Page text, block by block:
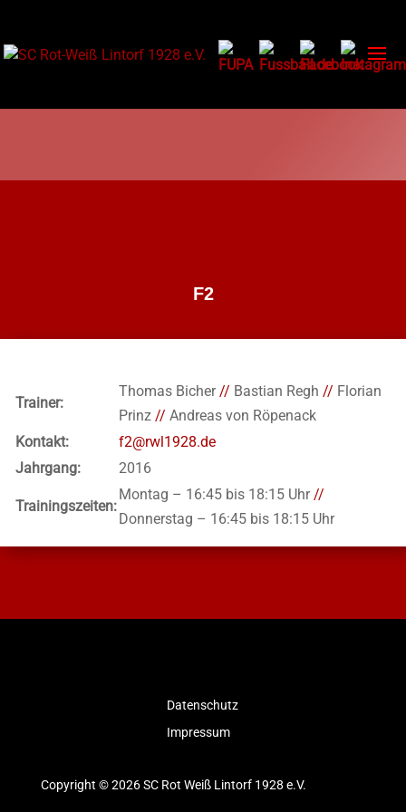
F2
Trainer:
Thomas Bicher // Bastian Regh // Florian
Prinz // Andreas von Röpenack
Kontakt:
f2@rwl1928.de
Jahrgang:
2016
Trainingszeiten:
Montag – 16:45 bis 18:15 Uhr //
Donnerstag – 16:45 bis 18:15 Uhr
Datenschutz
Impressum
Copyright © 2026 SC Rot Weiß Lintorf 1928 e.V.